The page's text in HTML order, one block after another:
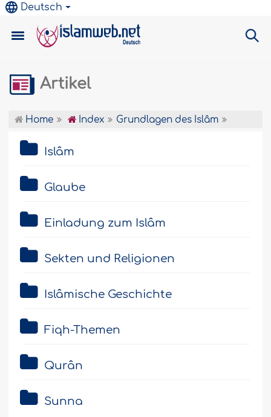
Deutsch
Artikel
Home Index Grundlagen des Islâm
Islâm
Glaube
Einladung zum Islâm
Sekten und Religionen
Islâmische Geschichte
Fiqh-Themen
Qurân
Sunna